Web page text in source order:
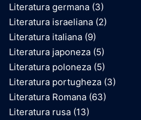
Literatura germana (3)
Literatura israeliana (2)
Literatura italiana (9)
Literatura japoneza (5)
Literatura poloneza (5)
Literatura portugheza (3)
Literatura Romana (63)
Literatura rusa (13)